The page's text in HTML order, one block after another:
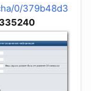
0/379b48d3